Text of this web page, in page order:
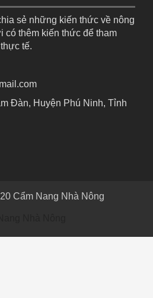
sẻ những kiến thức về nông
có thêm kiến thức để tham
tế.
Đàn, Huyện Phú Ninh, Tỉnh
Cẩm Nang Nhà Nông